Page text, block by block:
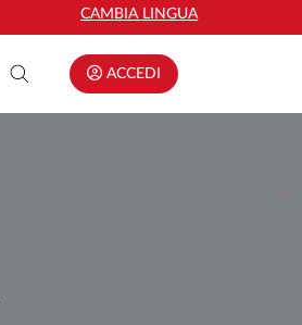
CAMBIA LINGUA
ACCEDI